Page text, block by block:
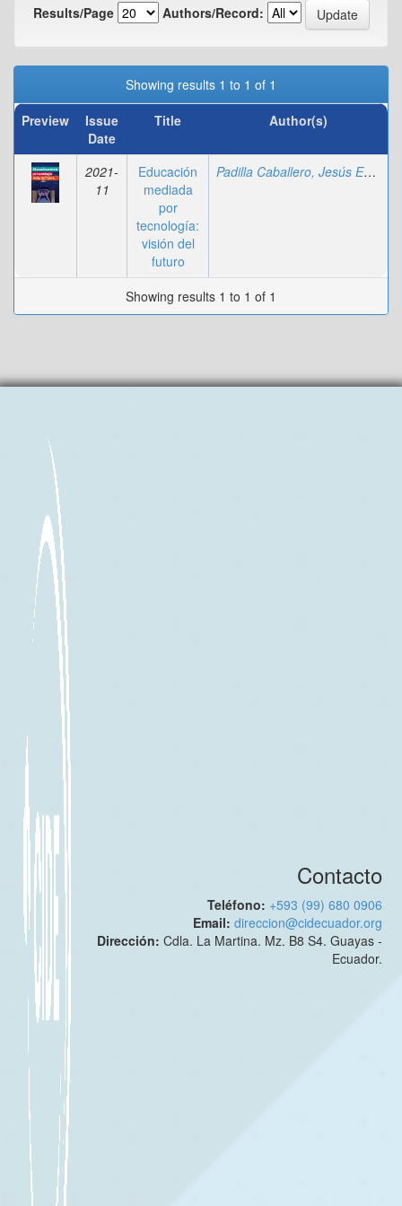
Results/Page
Authors/Record:
Showing results 1 to 1 of 1
Preview
Issue
Date
Title Author(s)
2021-
11
Educación
mediada
por
tecnología:
visión del
futuro
Padilla Caballero, Jesús Emilio Agustín
Showing results 1 to 1 of 1
Contacto
Teléfono: +593 (99) 680 0906
Email:direccion@cidecuador.org
Dirección:Cdla. La Martina. Mz. B8 S4. Guayas -
Ecuador.